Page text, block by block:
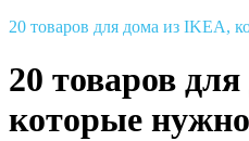
20 товаров для дома из IKEA,
20 товаров
которые